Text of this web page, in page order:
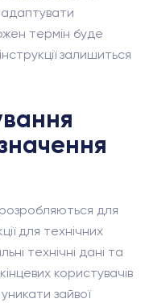
термін буде
залишиться
розробляються для
для технічних
технічні дані та
користувачів
зайвої